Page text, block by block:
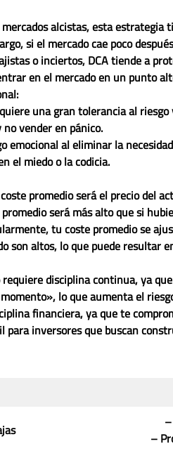
alcistas, esta
si el mercado cae poco
o inciertos, DCA tiende a
en el mercado en un punto
una gran tolerancia al
vender en pánico.
emocional al eliminar la
el miedo o la codicia.
promedio será el precio del
será más alto que si
tu coste promedio se
son altos, lo que puede resultar
disciplina continua, ya
lo que aumenta el
financiera, ya que te
para inversores que buscan
–